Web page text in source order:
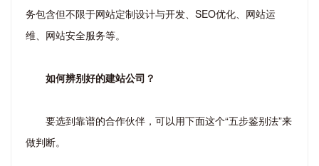
务包含但不限于网站定制设计与开发、SEO优化、网站运
维、网站安全服务等。
如何辨别好的建站公司？
要选到靠谱的合作伙伴，可以用下面这个“五步鉴别法”来
做判断。